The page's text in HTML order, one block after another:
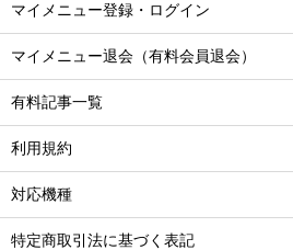
マイメニュー登録・ログイン
マイメニュー退会（有料会員退会）
有料記事一覧
利用規約
対応機種
特定商取引法に基づく表記